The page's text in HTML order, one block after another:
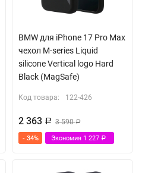
BMW для iPhone 17 Pro Max
чехол M-series Liquid
silicone Vertical logo Hard
Black (MagSafe)
Код товара: 122-426
2 363 Р 3 590Р
- 34% Экономия 1 227 Р